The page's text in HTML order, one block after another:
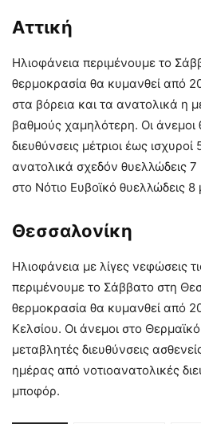
Αττική
Ηλιοφάνεια περιμένουμε το
θερμοκρασία θα κυμανθεί από
στα βόρεια και τα ανατολικά η
βαθμούς χαμηλότερη. Οι
διευθύνσεις μέτριοι έως
ανατολικά σχεδόν θυελλώδεις
στο Νότιο Ευβοϊκό θυελλώδεις
Θεσσαλονίκη
Ηλιοφάνεια με λίγες νεφώσεις
περιμένουμε το Σάββατο στη
θερμοκρασία θα κυμανθεί από
Κελσίου. Οι άνεμοι στο
μεταβλητές διευθύνσεις
ημέρας από νοτιοανατολικές
μποφόρ.